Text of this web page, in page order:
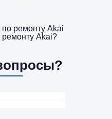
ремонту Akai
ремонту Akai?